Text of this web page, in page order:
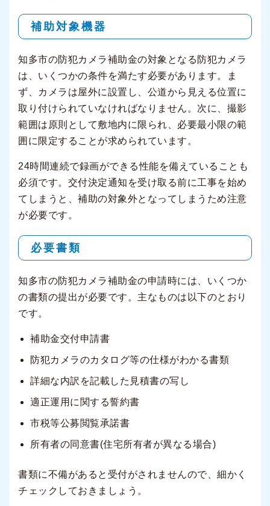
補助対象機器
知多市の防犯カメラ補助金の対象となる防犯カメラ
は、いくつかの条件を満たす必要があります。ま
ず、カメラは屋外に設置し、公道から見える位置に
取り付けられていなければなりません。次に、撮影
範囲は原則として敷地内に限られ、必要最小限の範
囲に限定することが求められています。
24時間連続で録画ができる性能を備えていることも
必須です。交付決定通知を受け取る前に工事を始め
てしまうと、補助の対象外となってしまうため注意
が必要です。
必要書類
知多市の防犯カメラ補助金の申請時には、いくつか
の書類の提出が必要です。主なものは以下のとおり
です。
補助金交付申請書
防犯カメラのカタログ等の仕様がわかる書類
詳細な内訳を記載した見積書の写し
適正運用に関する誓約書
市税等公募閲覧承諾書
所有者の同意書(住宅所有者が異なる場合)
書類に不備があると受付がされませんので、細かく
チェックしておきましょう。